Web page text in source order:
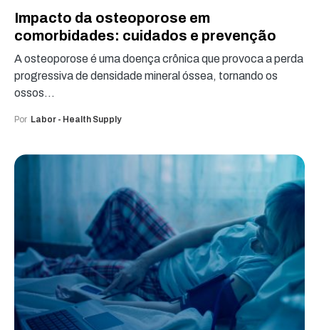
Impacto da osteoporose em
comorbidades: cuidados e prevenção
A osteoporose é uma doença crônica que provoca a perda
progressiva de densidade mineral óssea, tornando os
ossos…
Por Labor - Health Supply